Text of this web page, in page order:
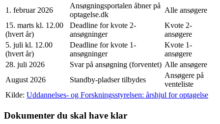
1. februar 2026
Ansøgningsportalen åbner på
optagelse.dk
Alle ansøgere
15. marts kl. 12.00
(hvert år)
Deadline for kvote 2-
ansøgninger
Kvote 2-
ansøgere
5. juli kl. 12.00
(hvert år)
Deadline for kvote 1-
ansøgninger
Kvote 1-
ansøgere
28. juli 2026
Svar på ansøgning (forventet) Alle ansøgere
August 2026
Standby-pladser tilbydes
Ansøgere på
venteliste
Kilde: Uddannelses- og Forskningsstyrelsen: årshjul for optagelse
Dokumenter du skal have klar